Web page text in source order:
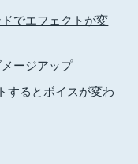
でエフェクトが変
ージアップ
するとボイスが変わ